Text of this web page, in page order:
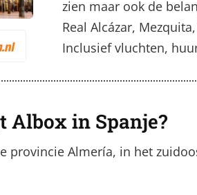
zien maar ook de
Real Alcázar,
Inclusief vluchten,
Albox in Spanje?
provincie Almería, in het